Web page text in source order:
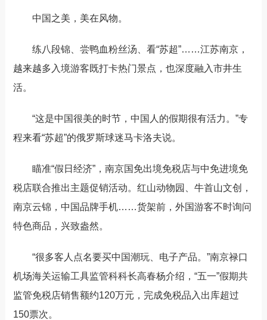
中国之美，美在风物。
练八段锦、尝鸭血粉丝汤、看“苏超”……江苏南京，
越来越多入境游客既打卡热门景点，也深度融入市井生
活。
“这是中国很美的时节，中国人的假期很有活力。”专
程来看“苏超”的俄罗斯球迷马卡洛夫说。
瞄准“假日经济”，南京国免出境免税店与中免进境免
税店联合推出主题促销活动。红山动物园、 牛首山文创
，
南京云锦，中国品牌手机……货架前，外国游客不时询问
特色商品，兴致盎然。
“很多客人点名要买中国潮玩、电子产品。”南京禄口
机场海关运输工具监管科科长高春杨介绍，“五一”假期共
监管免税店销售额约120万元，完成免税品入出库超过
150票次。